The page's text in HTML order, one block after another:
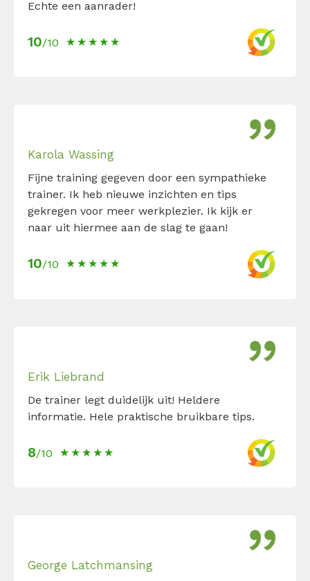
Echte een aanrader!
10/10
Karola Wassing
Fijne training gegeven door een sympathieke
trainer. Ik heb nieuwe inzichten en tips
gekregen voor meer werkplezier. Ik kijk er
naar uit hiermee aan de slag te gaan!
10/10
Erik Liebrand
De trainer legt duidelijk uit! Heldere
informatie. Hele praktische bruikbare tips.
8/10
George Latchmansing